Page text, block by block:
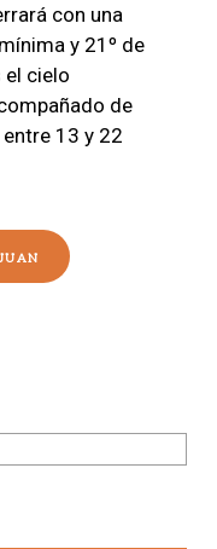
con una
y 21º de
el cielo
de
13 y 22